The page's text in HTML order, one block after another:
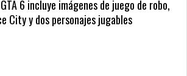
6 incluye imágenes de juego de robo,
City y dos personajes jugables